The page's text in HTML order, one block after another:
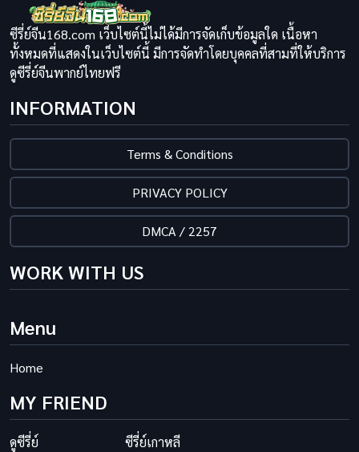
ซีรี่ย์จีน168.com เว็บไซต์นี้ไม่ได้มีการจัดเก็บข้อมูลใด เนื้อหา
ทั้งหมดที่แสดงในเว็บไซต์นี้ มีการจัดทำโดยบุคคลที่สามที่ให้บริการ
ดูซีรี่ย์จีนพากย์ไทยฟรี
INFORMATION
Terms & Conditions
PRIVACY POLICY
DMCA / 2257
WORK WITH US
Menu
Home
MY FRIEND
ดูซีรี่ย์ ซีรี่ย์เกาหลี